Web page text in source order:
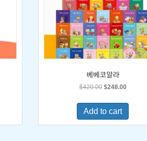
베베코알라
$420.00 Original
was:
$420.00.
$248.00Current
is:
Add to cart